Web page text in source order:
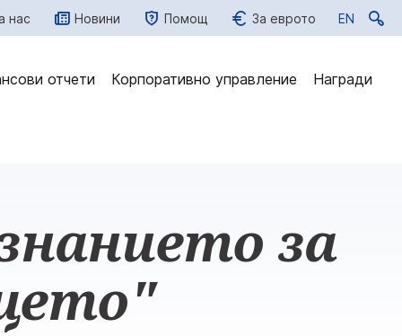
нас Новини Помощ За еврото EN
EN
отчети Корпоративно управление Награди
за